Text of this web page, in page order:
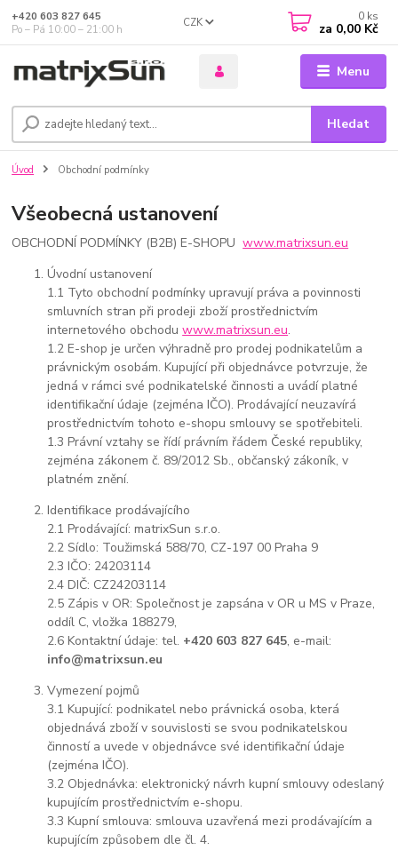
Menu
CZK
Hledat
+420 603 827 645
Po – Pá 10:00 – 21:00 h
0 ks
za 0,00 Kč
Úvod Obchodní podmínky
Všeobecná ustanovení
OBCHODNÍ PODMÍNKY (B2B) E-SHOPUwww.matrixsun.eu
Úvodní ustanovení
1.1 Tyto obchodní podmínky upravují práva a povinnosti
smluvních stran při prodeji zboží prostřednictvím
internetového obchoduwww.matrixsun.eu.
1.2 E-shop je určen výhradně pro prodej podnikatelům a
právnickým osobám. Kupující při objednávce potvrzuje, že
jedná v rámci své podnikatelské činnosti a uvádí platné
identifikační údaje (zejména IČO). Prodávající neuzavírá
prostřednictvím tohoto e-shopu smlouvy se spotřebiteli.
1.3 Právní vztahy se řídí právním řádem České republiky,
zejména zákonem č. 89/2012 Sb., občanský zákoník, v
platném znění.
Identifikace prodávajícího
2.1 Prodávající: matrixSun s.r.o.
2.2 Sídlo: Toužimská 588/70, CZ-197 00 Praha 9
2.3 IČO: 24203114
2.4 DIČ: CZ24203114
2.5 Zápis v OR: Společnost je zapsána v OR u MS v Praze,
oddíl C, vložka 188279,
2.6 Kontaktní údaje: tel. +420 603 827 645, e-mail:
info@matrixsun.eu
Vymezení pojmů
3.1 Kupující: podnikatel nebo právnická osoba, která
objednává zboží v souvislosti se svou podnikatelskou
činností a uvede v objednávce své identifikační údaje
(zejména IČO).
3.2 Objednávka: elektronický návrh kupní smlouvy odeslaný
kupujícím prostřednictvím e-shopu.
3.3 Kupní smlouva: smlouva uzavřená mezi prodávajícím a
kupujícím způsobem dle čl. 4.